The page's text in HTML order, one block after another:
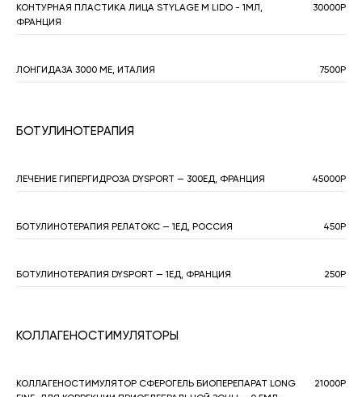
КОНТУРНАЯ ПЛАСТИКА ЛИЦА STYLAGE M LIDO - 1МЛ,
ФРАНЦИЯ
30000Р
ЛОНГИДАЗА 3000 МЕ, ИТАЛИЯ 7500Р
БОТУЛИНОТЕРАПИЯ
ЛЕЧЕНИЕ ГИПЕРГИДРОЗА DYSPORT — 300ЕД, ФРАНЦИЯ 45000Р
БОТУЛИНОТЕРАПИЯ РЕЛАТОКС — 1ЕД, РОССИЯ 450Р
БОТУЛИНОТЕРАПИЯ DYSPORT — 1ЕД, ФРАНЦИЯ 250Р
КОЛЛАГЕНОСТИМУЛЯТОРЫ
КОЛЛАГЕНОСТИМУЛЯТОР СФЕРОГЕЛЬ БИОПЕРЕПАРАТ LONG
21000Р